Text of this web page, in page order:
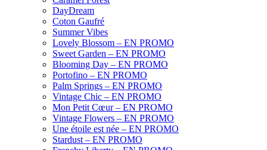
DayDream
Coton Gaufré
Summer Vibes
Lovely Blossom – EN PROMO
Sweet Garden – EN PROMO
Blooming Day – EN PROMO
Portofino – EN PROMO
Palm Springs – EN PROMO
Vintage Chic – EN PROMO
Mon Petit Cœur – EN PROMO
Vintage Flowers – EN PROMO
Une étoile est née – EN PROMO
Stardust – EN PROMO